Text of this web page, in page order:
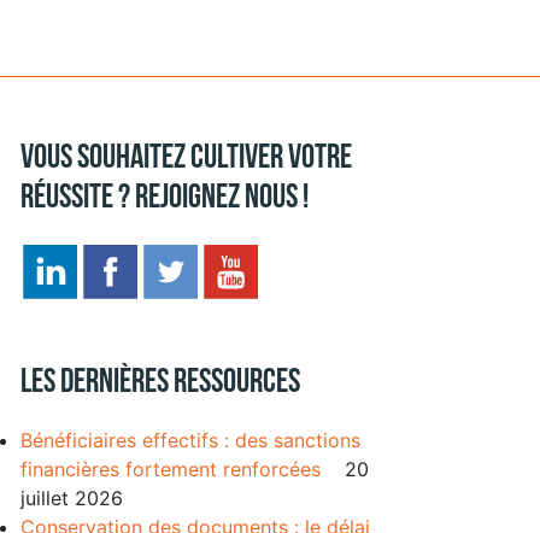
Vous souhaitez cultiver votre
réussite ? Rejoignez nous !
Les dernières ressources
Bénéficiaires effectifs : des sanctions
financières fortement renforcées
20
juillet 2026
Conservation des documents : le délai